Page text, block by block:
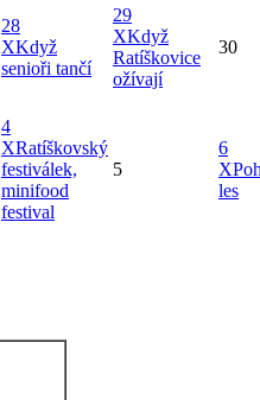
28
XKdyž
senioři tančí
29
XKdyž
Ratíškovice
ožívají
30
4
XRatíškovský
festiválek,
minifood
festival
5
6
X
les